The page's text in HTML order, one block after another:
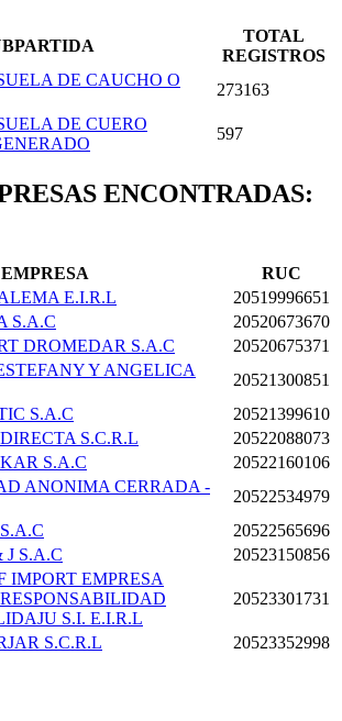
TOTAL
REGISTROS
DE CAUCHO O
273163
DE CUERO
597
ENCONTRADAS:
EMPRESA
RUC
E.I.R.L
20519996651
S.A.C
20520673670
DROMEDAR S.A.C
20520675371
Y ANGELICA
20521300851
S.A.C
20521399610
S.C.R.L
20522088073
S.A.C
20522160106
ANONIMA CERRADA -
20522534979
20522565696
S.A.C
20523150856
IMPORT EMPRESA
S.I. E.I.R.L
20523301731
S.C.R.L 20523352998